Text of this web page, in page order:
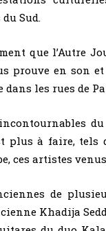
Sud.
que l’Autre
prouve en son
dans les rues de
plus à faire, tels
ces artistes
de
Khadija